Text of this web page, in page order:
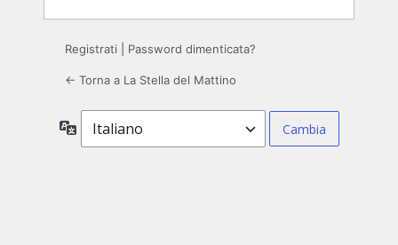
Registrati Password dimenticata?
← Torna a La Stella del Mattino
Lingua